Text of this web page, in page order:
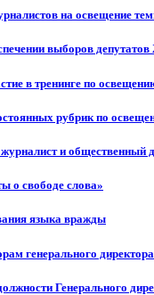
на освещение
выборов
в тренинге по
рубрик по
и
о свободе слова»
языка вражды
генерального
Генерального